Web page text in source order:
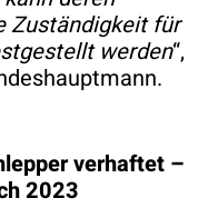
Zuständigkeit für
werden“,
verhaftet –
2023